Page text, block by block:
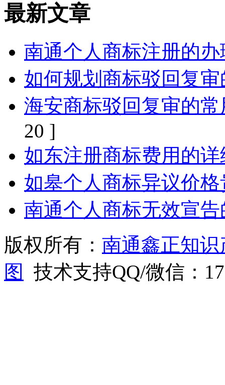
最新文章
南通个人商标注册的
如何规划商标驳回复
海安商标驳回复审的
20 ]
如东注册商标费用的
如皋个人商标异议价
南通个人商标无效宣
版权所有： 南通鑫正知
图
技术支持QQ/微信：